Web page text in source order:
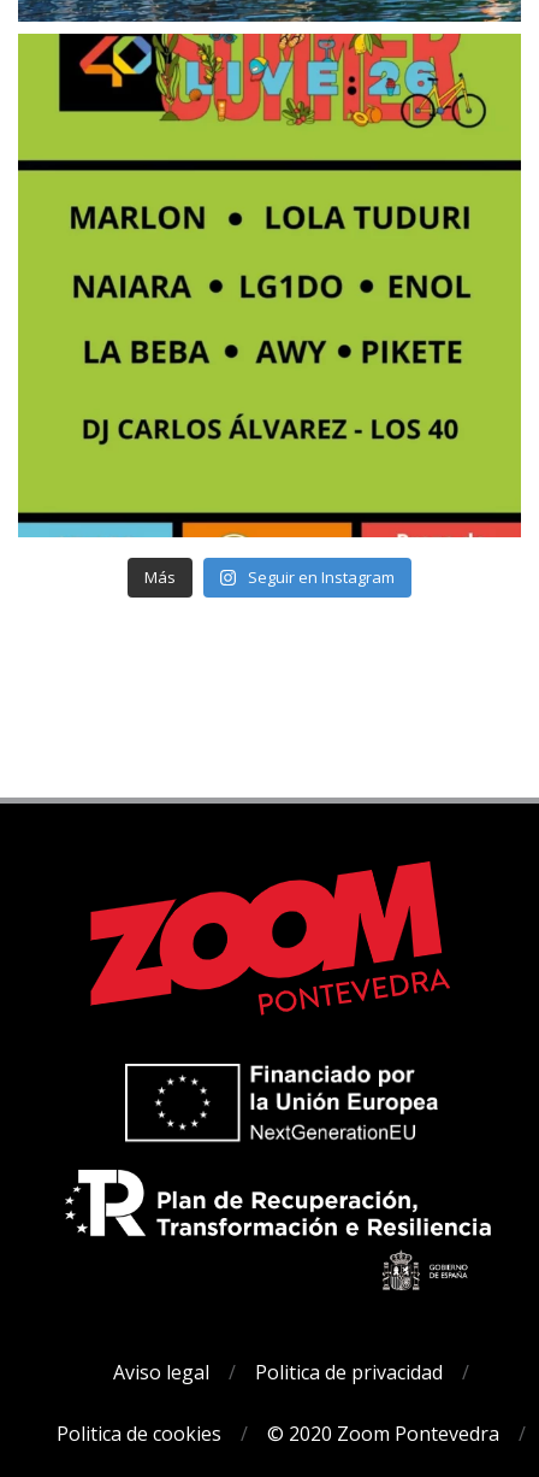
Más Seguir en Instagram
Aviso legal Politica de privacidad
Politica de cookies © 2020 Zoom Pontevedra